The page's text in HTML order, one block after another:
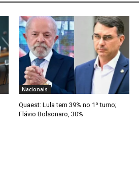
Nacionais
Quaest: Lula tem 39% no 1º turno;
Flávio Bolsonaro, 30%